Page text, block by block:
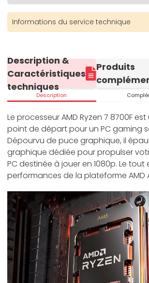
Informations du service technique
Description &
Caractéristiques
techniques
Description
Produits
Le processeur AMD Ryzen 7 8700F
point de départ pour un PC gaming
Dépourvu de puce graphique, il
graphique dédiée pour propulser
PC destinée à jouer en 1080p. Le
performances de la plateforme AMD